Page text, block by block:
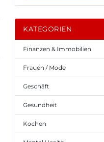
KATEGORIEN
Finanzen & Immobilien
Frauen / Mode
Geschäft
Gesundheit
Kochen